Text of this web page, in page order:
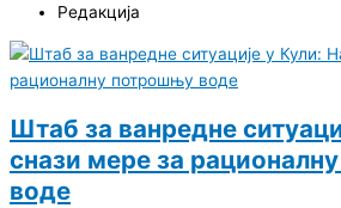
Редакција
Штаб за ванредне
снази мере за
воде